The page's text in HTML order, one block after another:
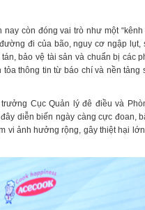
còn đóng vai trò như một “kênh
đi của bão, nguy cơ ngập lụt,
bảo vệ tài sản và chuẩn bị các
thông tin từ báo chí và nền tảng
Cục Quản lý đê điều và
diễn biến ngày càng cực đoan,
vi ảnh hưởng rộng, gây thiệt hại